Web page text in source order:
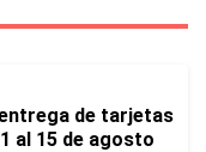
entrega de tarjetas
al 15 de agosto